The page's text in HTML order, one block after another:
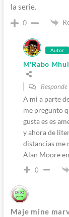
la serie.
0
Autor
M'Rabo
Responde
A mi a parte
me pregunto
gusta es es
y ahora de
distancias me
Alan Moore
0
Maje mine